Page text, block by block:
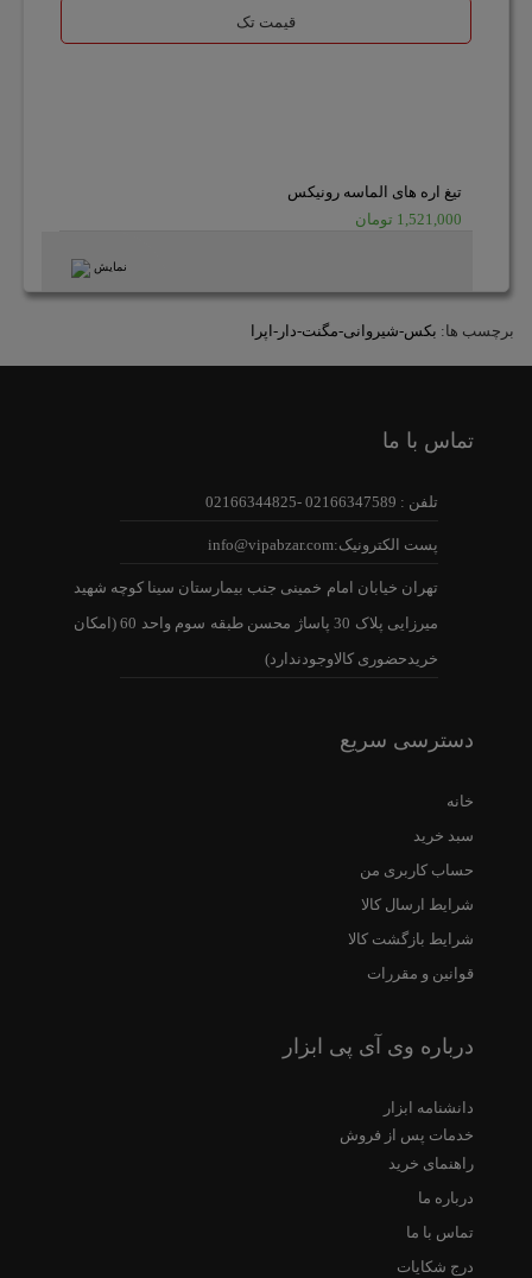
قیمت تک
تیغ اره های الماسه رونیکس
1,521,000 تومان
نمایش
برچسب ها: بکس-شیروانی-مگنت-دار-اپرا
تماس با ما
تلفن : 02166347589 -02166344825
پست الکترونیک:info@vipabzar.com
تهران خیابان امام خمینی جنب بیمارستان سینا کوچه شهید
میرزایی پلاک 30 پاساژ محسن طبقه سوم واحد 60 (امکان
خریدحضوری کالاوجودندارد)
دسترسی سریع
خانه
سبد خرید
حساب کاربری من
شرایط ارسال کالا
شرایط بازگشت کالا
قوانین و مقررات
درباره وی آی پی ابزار
دانشنامه ابزار
خدمات پس از فروش
راهنمای خرید
درباره ما
تماس با ما
درج شکایات